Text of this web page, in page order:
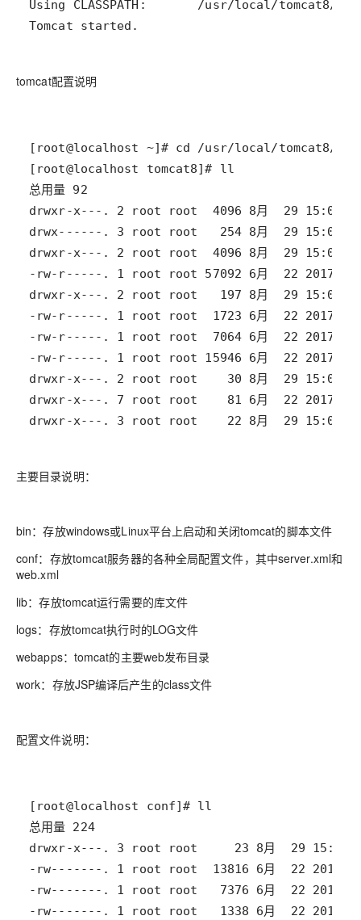
Tomcat started.
tomcat配置说明
drwxr-x---. 3 root root    22 8月  29 15:05
主要目录说明：
bin：存放windows或Linux平台上启动和关闭tomcat的脚本文件
conf：存放tomcat服务器的各种全局配置文件，其中server.xml和
web.xml
lib：存放tomcat运行需要的库文件
logs：存放tomcat执行时的LOG文件
webapps：tomcat的主要web发布目录
work：存放JSP编译后产生的class文件
配置文件说明：
总用量 224